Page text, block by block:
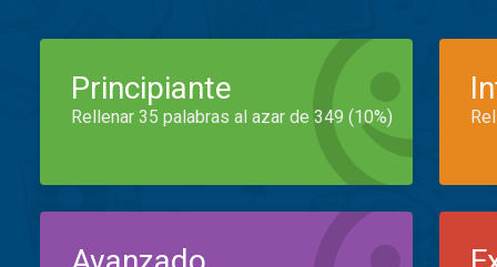
Principiante
Rellenar 35 palabras al azar de 349 (10%)